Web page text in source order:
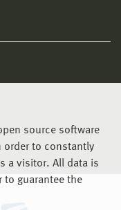
source software
order to constantly
a visitor. All data is
to guarantee the